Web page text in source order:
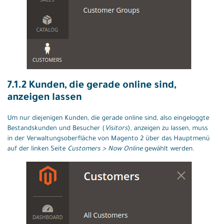
7.1.2 Kunden, die gerade online sind,
anzeigen lassen
Um nur diejenigen Kunden, die gerade online sind, also eingeloggte
Bestandskunden und Besucher ( Visitors), anzeigen zu lassen, muss
in der Verwaltungsoberfläche von Magento 2 über das Hauptmenü
auf der linken Seite Customers > Now Onlinegewählt werden.